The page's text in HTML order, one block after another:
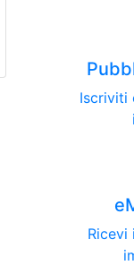
Iscriviti
Ricevi